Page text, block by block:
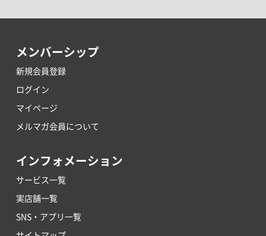
メンバーシップ
新規会員登録
ログイン
マイページ
メルマガ会員について
インフォメーション
サービス一覧
実店舗一覧
SNS・アプリ一覧